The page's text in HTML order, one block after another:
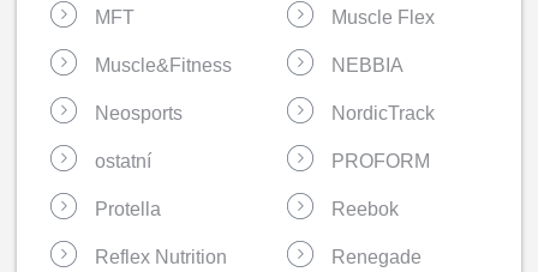
MFT Muscle Flex
Muscle&Fitness NEBBIA
Neosports NordicTrack
ostatní PROFORM
Protella Reebok
Reflex Nutrition Renegade